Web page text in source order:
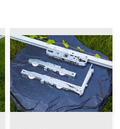
门五金系统
轮五金系统